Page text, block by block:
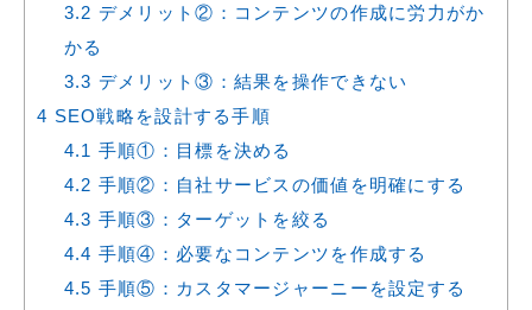
3.2 デメリット②：コンテンツの作成に労力がか
かる
3.3 デメリット③：結果を操作できない
4 SEO戦略を設計する手順
4.1 手順①：目標を決める
4.2 手順②：自社サービスの価値を明確にする
4.3 手順③：ターゲットを絞る
4.4 手順④：必要なコンテンツを作成する
4.5 手順⑤：カスタマージャーニーを設定する